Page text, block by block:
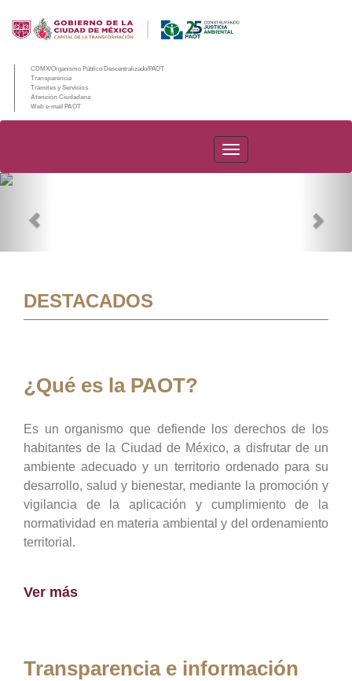
CDMX/Organismo Público Descentralizado/PAOT
Transparencia
Trámites y Servicios
Atención Ciudadana
Web e-mail PAOT
PAOT
DESTACADOS
¿Qué es la PAOT?
Es un organismo que defiende los derechos de los
habitantes de la Ciudad de México, a disfrutar de un
ambiente adecuado y un territorio ordenado para su
desarrollo, salud y bienestar, mediante la promoción y
vigilancia de la aplicación y cumplimiento de la
normatividad en materia ambiental y del ordenamiento
territorial.
Ver más
Transparencia e información